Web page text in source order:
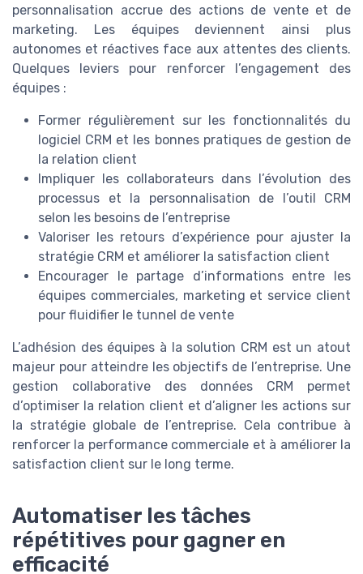
personnalisation accrue des actions de vente et de
marketing. Les équipes deviennent ainsi plus
autonomes et réactives face aux attentes des clients.
Quelques leviers pour renforcer l’engagement des
équipes :
Former régulièrement sur les fonctionnalités du
logiciel CRM et les bonnes pratiques de gestion de
la relation client
Impliquer les collaborateurs dans l’évolution des
processus et la personnalisation de l’outil CRM
selon les besoins de l’entreprise
Valoriser les retours d’expérience pour ajuster la
stratégie CRM et améliorer la satisfaction client
Encourager le partage d’informations entre les
équipes commerciales, marketing et service client
pour fluidifier le tunnel de vente
L’adhésion des équipes à la solution CRM est un atout
majeur pour atteindre les objectifs de l’entreprise. Une
gestion collaborative des données CRM permet
d’optimiser la relation client et d’aligner les actions sur
la stratégie globale de l’entreprise. Cela contribue à
renforcer la performance commerciale et à améliorer la
satisfaction client sur le long terme.
Automatiser les tâches
répétitives pour gagner en
efficacité